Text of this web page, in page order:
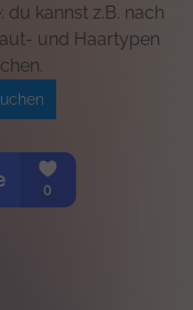
kannst z.B. nach
und Haartypen